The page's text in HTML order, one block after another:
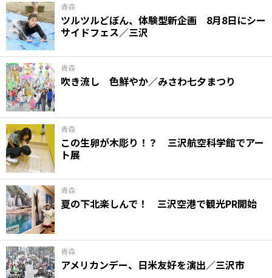
青森
ツルツルどぼん、体験型新企画 8月8日にシー
サイドフェス／三沢
青森
吹き流し 色鮮やか／みさわ七夕まつり
青森
この生卵が木彫り！？ 三沢航空科学館でアー
ト展
青森
夏の下北楽しんで！ 三沢空港で観光PR開始
青森
アメリカンデー、日米友好を演出／三沢市